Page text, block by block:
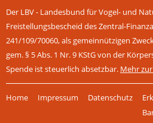
Der LBV - Landesbund für Vogel- und
Freistellungsbescheid des Zentral-
241/109/70060, als gemeinnützigen
gem. § 5 Abs. 1 Nr. 9 KStG von der
Spende ist steuerlich absetzbar. Mehr
überspringen
Home Impressum Datenschutz